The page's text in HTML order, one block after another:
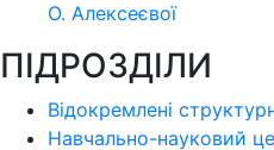
О. Алексеєвої
ПІДРОЗДІЛИ
Відокремлені
Навчально-науковий